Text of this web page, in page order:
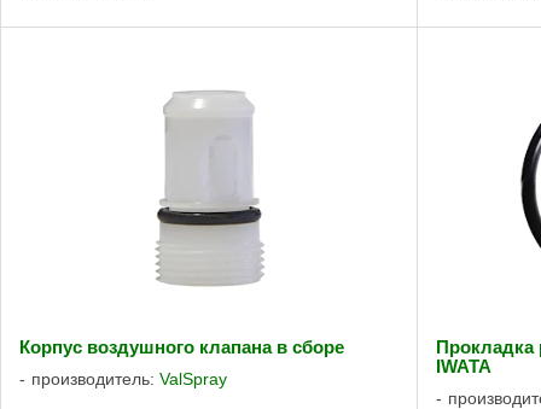
Корпус воздушного клапана в сборе
производитель: ValSpray
Прокладка
IWATA